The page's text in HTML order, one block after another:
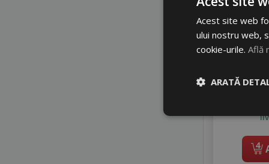
A
4
Acest site web
ului nostru web,
cookie-urile. Află
ARATĂ